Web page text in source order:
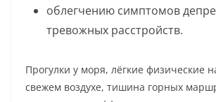
облегчению симптомов
тревожных расстройств.
Прогулки у моря, лёгкие физические
свежем воздухе, тишина горных